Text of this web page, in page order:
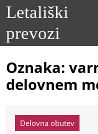
SkipLetališki
prevozi
Oznaka:
delovnem
Delovna obutev